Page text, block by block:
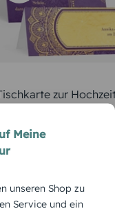
zur
Meine
unseren Shop zu
Service und ein